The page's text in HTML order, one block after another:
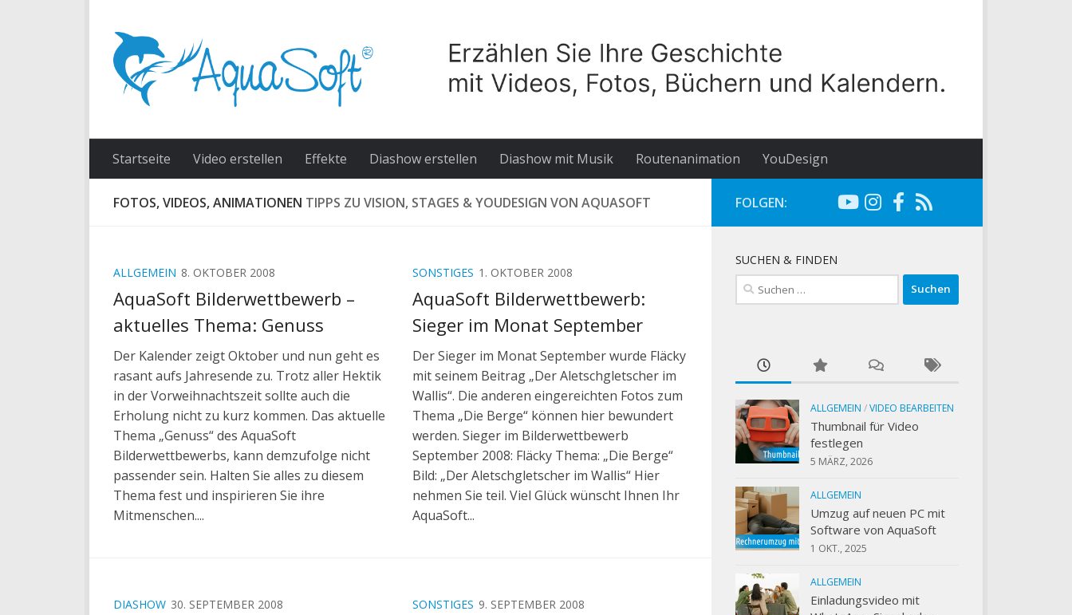
Startseite Video erstellen Effekte Diashow erstellen Diashow mit Musik Routenanimation YouDesign
FOTOS, VIDEOS, ANIMATIONEN TIPPS ZU VISION, STAGES & YOUDESIGN VON AQUASOFT
ALLGEMEIN 8. OKTOBER 2008
AquaSoft Bilderwettbewerb –
aktuelles Thema: Genuss
Der Kalender zeigt Oktober und nun geht es
rasant aufs Jahresende zu. Trotz aller Hektik
in der Vorweihnachtszeit sollte auch die
Erholung nicht zu kurz kommen. Das aktuelle
Thema „Genuss“ des AquaSoft
Bilderwettbewerbs, kann demzufolge nicht
passender sein. Halten Sie alles zu diesem
Thema fest und inspirieren Sie ihre
Mitmenschen....
SONSTIGES 1. OKTOBER 2008
AquaSoft Bilderwettbewerb:
Sieger im Monat September
Der Sieger im Monat September wurde Fläcky
mit seinem Beitrag „Der Aletschgletscher im
Wallis“. Die anderen eingereichten Fotos zum
Thema „Die Berge“ können hier bewundert
werden. Sieger im Bilderwettbewerb
September 2008: Fläcky Thema: „Die Berge“
Bild: „Der Aletschgletscher im Wallis“ Hier
nehmen Sie teil. Viel Glück wünscht Ihnen Ihr
AquaSoft...
DIASHOW 30. SEPTEMBER 2008 SONSTIGES 9. SEPTEMBER 2008
FOLGEN:
SUCHEN & FINDEN
Suchen
nach:
ALLGEMEIN /VIDEO BEARBEITEN
Thumbnail für Video
festlegen
5 MÄRZ, 2026
ALLGEMEIN
Umzug auf neuen PC mit
Software von AquaSoft
1 OKT., 2025
ALLGEMEIN
Einladungsvideo mit